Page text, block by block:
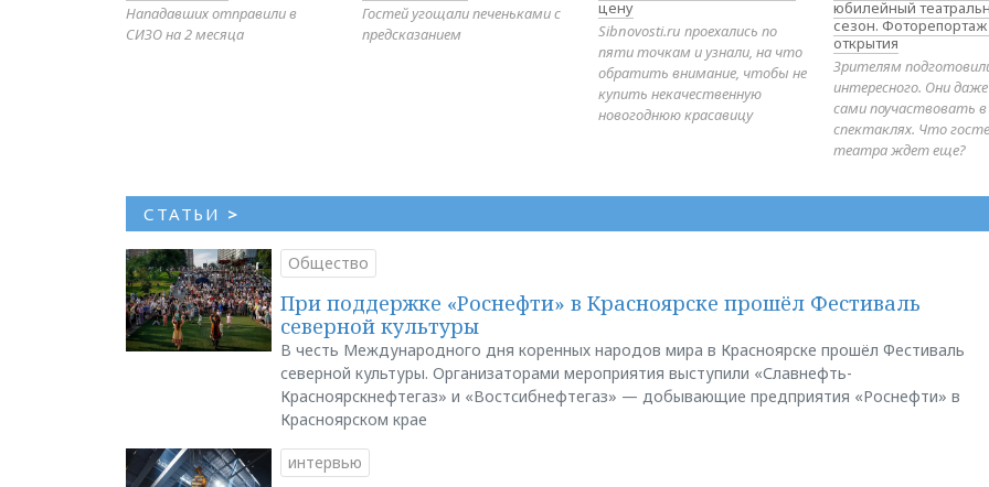
Нападавших отправили в
СИЗО на 2 месяца
Гостей угощали печеньками с
предсказанием
цену
Sibnovosti.ru проехались по
пяти точкам и узнали, на что
обратить внимание, чтобы не
купить некачественную
новогоднюю красавицу
юбилейный
сезон. Фоторепортаж
открытия
Зрителям
интересного. Они
сами поучаствовать в
спектаклях. Что
театра ждет еще?
СТАТЬИ >
Общество
При поддержке «Роснефти» в Красноярске прошёл Фестиваль
северной культуры
В честь Международного дня коренных народов мира в Красноярске прошёл Фестиваль
северной культуры. Организаторами мероприятия выступили «Славнефть-
Красноярскнефтегаз» и «Востсибнефтегаз» — добывающие предприятия «Роснефти» в
Красноярском крае
интервью